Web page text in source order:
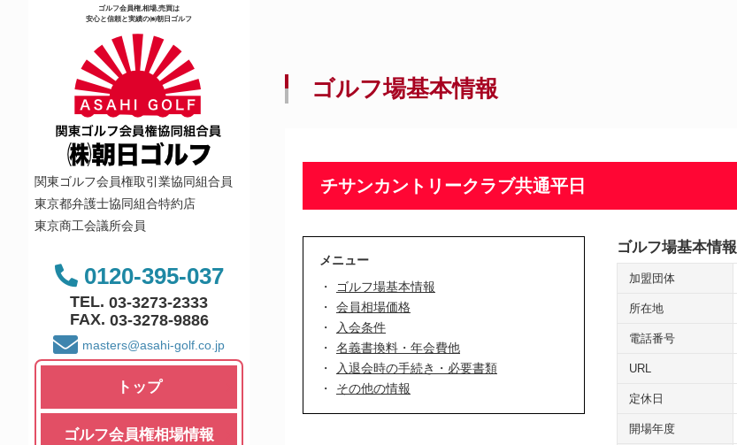
ゴルフ会員権,相場,売買は
安心と信頼と実績の㈱朝日ゴルフ
関東ゴルフ会員権取引業協同組合員
東京都弁護士協同組合特約店
東京商工会議所会員
0120-395-037
TEL. 03-3273-2333
FAX. 03-3278-9886
masters@asahi-golf.co.jp
トップ
ゴルフ会員権相場情報
ゴルフ場基本情報
チサンカントリークラブ共通平日
メニュー
ゴルフ場基本情報
会員相場価格
入会条件
名義書換料・年会費他
入退会時の手続き・必要書類
その他の情報
ゴルフ場基本情報
加盟団体
所在地
電話番号
URL
定休日
開場年度